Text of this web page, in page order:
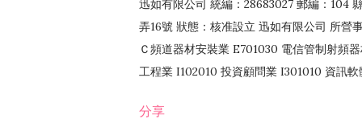
迅如有限公司 統編：28683027 郵編：104
弄16號 狀態：核准設立 迅如有限公司 所營
Ｃ頻道器材安裝業 E701030 電信管制射頻
工程業 I102010 投資顧問業 I301010 資訊
務 F102030 菸酒批發業 F203020 菸酒零售
分享